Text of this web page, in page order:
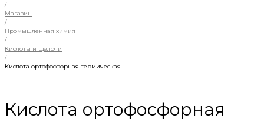
/
Магазин
/
Промышленная химия
/
Кислоты и щелочи
/
Кислота ортофосфорная термическая
Кислота ортофосфорная